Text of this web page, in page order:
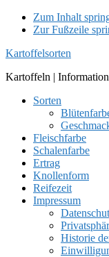
Zum Inhalt
Zur Fußzeile
Kartoffelsorten
Kartoffeln |
Sorten
Fleischfarbe
Schalenfarbe
Ertrag
Knollenform
Reifezeit
Impressum
Historie